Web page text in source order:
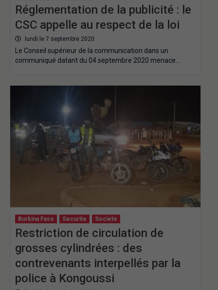
Réglementation de la publicité : le
CSC appelle au respect de la loi
lundi le 7 septembre 2020
Le Conseil supérieur de la communication dans un
communiqué datant du 04 septembre 2020 menace…
Burkina Faso Securite Societe
Restriction de circulation de
grosses cylindrées : des
contrevenants interpellés par la
police à Kongoussi